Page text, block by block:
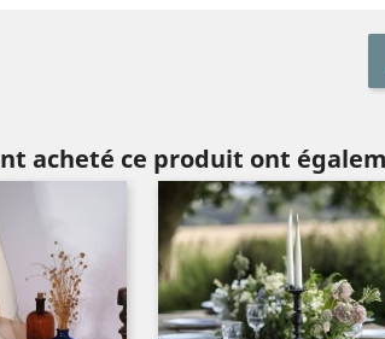
acheté ce produit ont